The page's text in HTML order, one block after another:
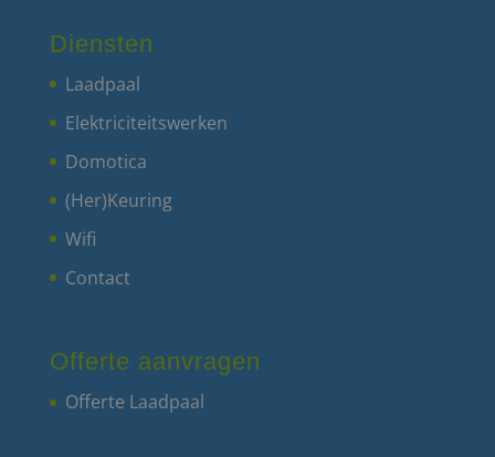
Diensten
Laadpaal
Elektriciteitswerken
Domotica
(Her)Keuring
Wifi
Contact
Offerte aanvragen
Offerte Laadpaal